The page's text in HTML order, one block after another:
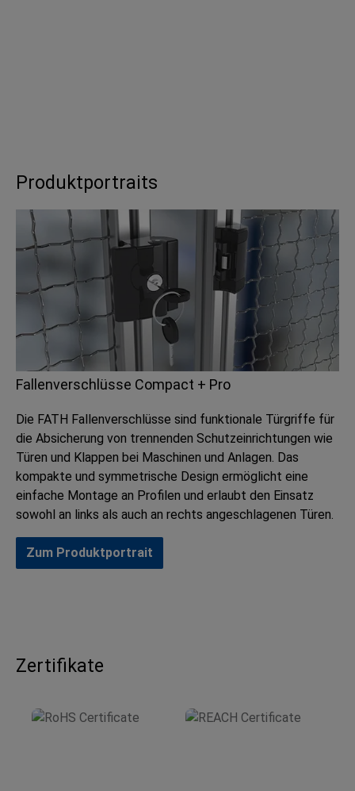
Produktportraits
Fallenverschlüsse Compact + Pro
Die FATH Fallenverschlüsse sind funktionale Türgriffe für
die Absicherung von trennenden Schutzeinrichtungen wie
Türen und Klappen bei Maschinen und Anlagen. Das
kompakte und symmetrische Design ermöglicht eine
einfache Montage an Profilen und erlaubt den Einsatz
sowohl an links als auch an rechts angeschlagenen Türen.
Zum Produktportrait
Zertifikate